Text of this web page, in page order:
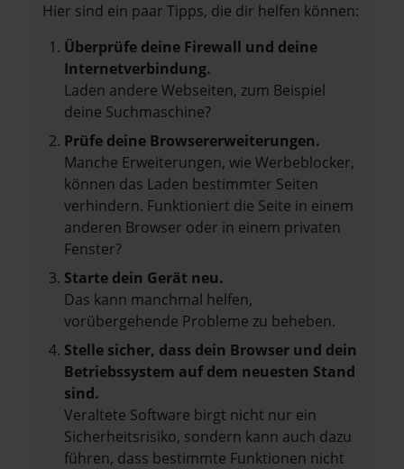
Hier sind ein paar Tipps, die dir helfen können:
Überprüfe deine Firewall und deine
Internetverbindung.
Laden andere Webseiten, zum Beispiel
deine Suchmaschine?
Prüfe deine Browsererweiterungen.
Manche Erweiterungen, wie Werbeblocker,
können das Laden bestimmter Seiten
verhindern. Funktioniert die Seite in einem
anderen Browser oder in einem privaten
Fenster?
Starte dein Gerät neu.
Das kann manchmal helfen,
vorübergehende Probleme zu beheben.
Stelle sicher, dass dein Browser und dein
Betriebssystem auf dem neuesten Stand
sind.
Veraltete Software birgt nicht nur ein
Sicherheitsrisiko, sondern kann auch dazu
führen, dass bestimmte Funktionen nicht